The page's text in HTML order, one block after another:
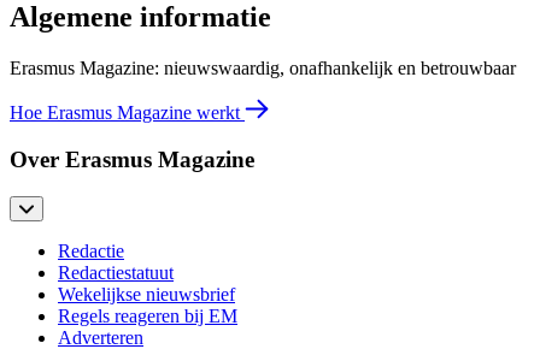
Algemene informatie
Erasmus Magazine: nieuwswaardig, onafhankelijk en betrouwbaar
Hoe Erasmus Magazine werkt
Over Erasmus Magazine
Redactie
Redactiestatuut
Wekelijkse nieuwsbrief
Regels reageren bij EM
Adverteren